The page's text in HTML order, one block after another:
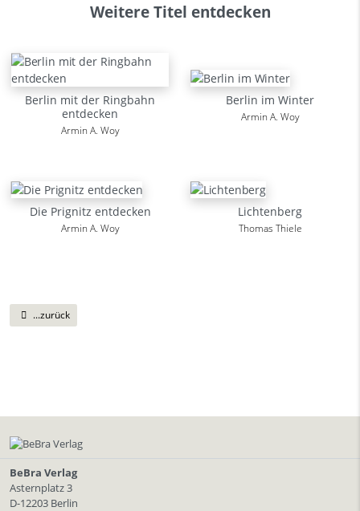
Weitere Titel entdecken
Berlin mit der Ringbahn
entdecken
Armin A. Woy
Berlin im Winter
Armin A. Woy
Die Prignitz entdecken
Armin A. Woy
Lichtenberg
Thomas Thiele
...zurück
BeBra Verlag
Asternplatz 3
D-12203 Berlin